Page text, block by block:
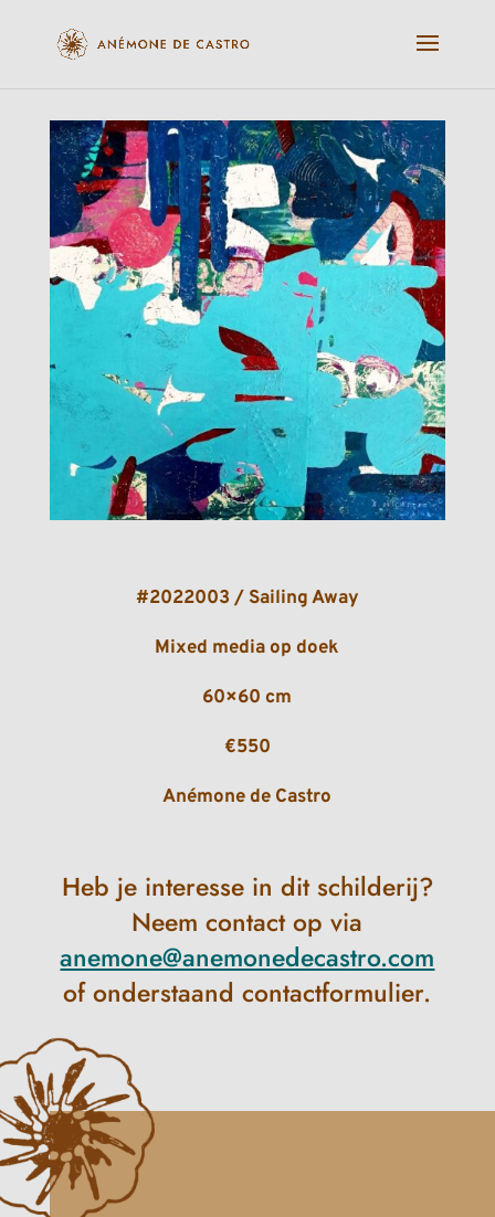
#2022003 / Sailing Away
Mixed media op doek
60×60 cm
€550
Anémone de Castro
Heb je interesse in dit schilderij?
Neem contact op via
anemone@anemonedecastro.com
of onderstaand contactformulier.